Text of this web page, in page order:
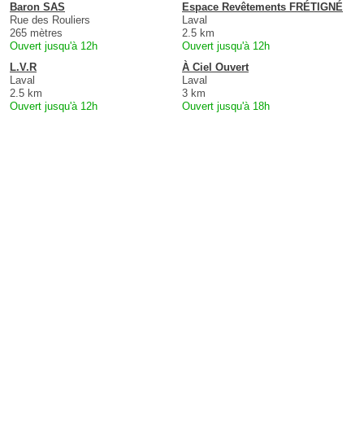
Baron SAS
Rue des Rouliers
265 mètres
Ouvert jusqu'à 12h
Espace Revêtements FRÉTIGNÉ
Laval
2.5 km
Ouvert jusqu'à 12h
L.V.R
Laval
2.5 km
Ouvert jusqu'à 12h
À Ciel Ouvert
Laval
3 km
Ouvert jusqu'à 18h